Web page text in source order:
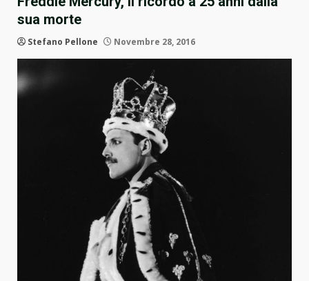
sua morte
Stefano Pellone Novembre 28, 2016